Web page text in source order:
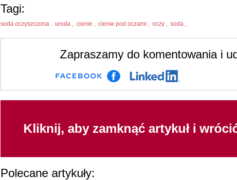
Tagi:
soda oczyszczona , uroda , cienie , cienie pod oczami , oczy , soda ,
Zapraszamy do komentowania i
Kliknij, aby zamknąć artykuł i
Polecane artykuły: